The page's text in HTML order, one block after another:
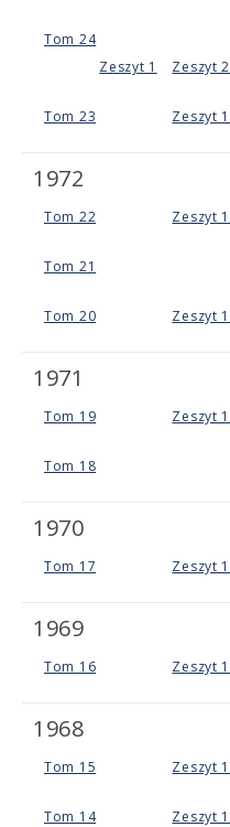
Tom 24
Zeszyt 1
Zeszyt 2
Tom 23 Zeszyt 1
1972
Tom 22 Zeszyt 1
Tom 21
Tom 20 Zeszyt 1
1971
Tom 19 Zeszyt 1
Tom 18
1970
Tom 17 Zeszyt 1
1969
Tom 16 Zeszyt 1
1968
Tom 15 Zeszyt 1
Tom 14 Zeszyt 1